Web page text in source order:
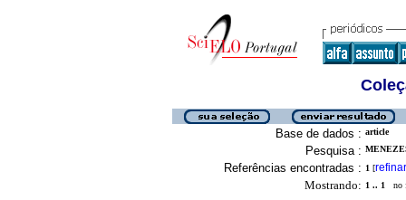
Base de dados : article
Pesquisa :
Referências encontradas : 1 [refinar
Mostrando: 1 .. 1 no